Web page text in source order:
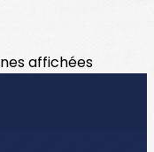
affichées